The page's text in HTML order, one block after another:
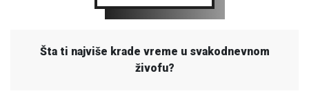
Šta ti najviše krade vreme u svakodnevnom
živofu?